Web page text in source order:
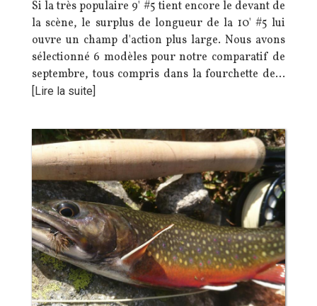
Si la très populaire 9' #5 tient encore le devant de
la scène, le surplus de longueur de la 10' #5 lui
ouvre un champ d'action plus large. Nous avons
sélectionné 6 modèles pour notre comparatif de
septembre, tous compris dans la fourchette de…
[Lire la suite]